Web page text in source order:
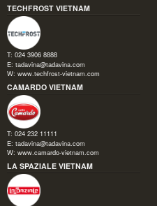
TECHFROST VIETNAM
T: 024 3906 8888
E: tadavina@tadavina.com
W: www.techfrost-vietnam.com
CAMARDO VIETNAM
T: 024 232 11111
E: tadavina@tadavina.com
W: www.camardo-vietnam.com
LA SPAZIALE VIETNAM